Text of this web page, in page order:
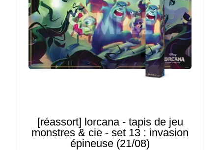
[réassort] lorcana - tapis de jeu
monstres & cie - set 13 : invasion
épineuse (21/08)